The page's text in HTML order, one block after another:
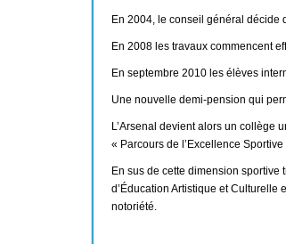
En 2004, le conseil général décide
En 2008 les travaux commencent
En septembre 2010 les élèves
Une nouvelle demi-pension qui
L’Arsenal devient alors un collège
« Parcours de l’Excellence Sportive
En sus de cette dimension
d’Éducation Artistique et Culturelle
notoriété.